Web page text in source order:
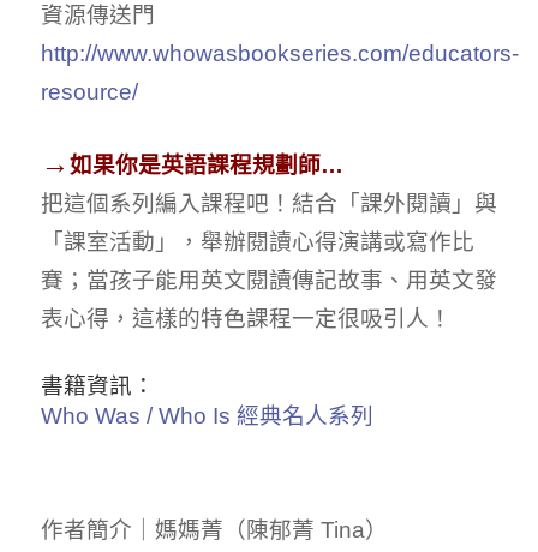
資源傳送門
http://www.whowasbookseries.com/educators-
resource/
→ 如果你是英語課程規劃師…
把這個系列編入課程吧！結合「課外閱讀」與
「課室活動」，舉辦閱讀心得演講或寫作比
賽；當孩子能用英文閱讀傳記故事、用英文發
表心得，這樣的特色課程一定很吸引人！
書籍資訊：
Who Was / Who Is 經典名人系列
作者簡介｜媽媽菁（陳郁菁 Tina）